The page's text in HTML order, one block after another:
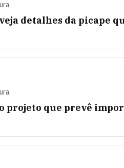
detalhes da picape
projeto que prevê